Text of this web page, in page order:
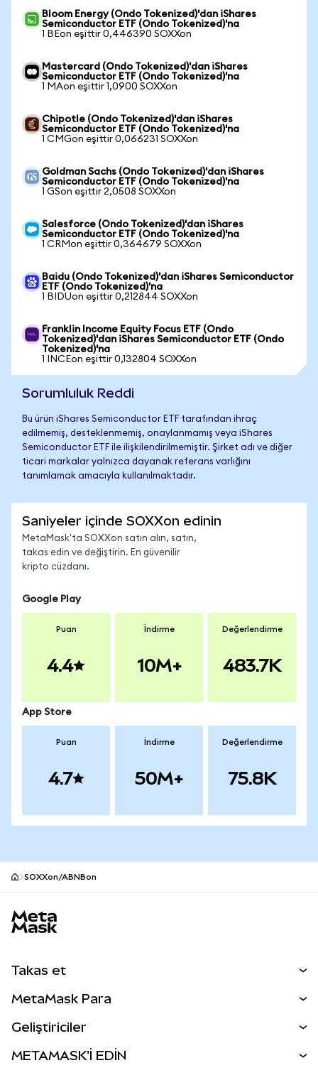
Bloom Energy (Ondo Tokenized)'dan iShares
Semiconductor ETF (Ondo Tokenized)'na
1 BEon eşittir 0,446390 SOXXon
Mastercard (Ondo Tokenized)'dan iShares
Semiconductor ETF (Ondo Tokenized)'na
1 MAon eşittir 1,0900 SOXXon
Chipotle (Ondo Tokenized)'dan iShares
Semiconductor ETF (Ondo Tokenized)'na
1 CMGon eşittir 0,066231 SOXXon
Goldman Sachs (Ondo Tokenized)'dan iShares
Semiconductor ETF (Ondo Tokenized)'na
1 GSon eşittir 2,0508 SOXXon
Salesforce (Ondo Tokenized)'dan iShares
Semiconductor ETF (Ondo Tokenized)'na
1 CRMon eşittir 0,364679 SOXXon
Baidu (Ondo Tokenized)'dan iShares Semiconductor
ETF (Ondo Tokenized)'na
1 BIDUon eşittir 0,212844 SOXXon
Franklin Income Equity Focus ETF (Ondo
Tokenized)'dan iShares Semiconductor ETF (Ondo
Tokenized)'na
1 INCEon eşittir 0,132804 SOXXon
Sorumluluk Reddi
Bu ürün iShares Semiconductor ETF tarafından ihraç
edilmemiş, desteklenmemiş, onaylanmamış veya iShares
Semiconductor ETF ile ilişkilendirilmemiştir. Şirket adı ve diğer
ticari markalar yalnızca dayanak referans varlığını
tanımlamak amacıyla kullanılmaktadır.
Saniyeler içinde SOXXon edinin
MetaMask'ta SOXXon satın alın, satın,
takas edin ve değiştirin. En güvenilir
kripto cüzdanı.
Google Play
Puan
4.4
İndirme
10M+
Değerlendirme
483.7K
App Store
Puan
4.7
İndirme
50M+
Değerlendirme
75.8K
SOXXon/ABNBon
Takas et
Perps
RWA'lar
MetaMask Para
Geliştiriciler
METAMASK'İ EDİN